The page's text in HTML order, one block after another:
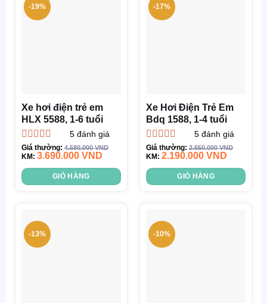
-19%
Xe hơi điện trẻ em
HLX 5588, 1-6 tuổi
Được xếp
hạng4.805
sao
5đánh giá
Giá thường:4.580.000VND
KM: 3.690.000 VND
GIỎ HÀNG
-17%
Xe Hơi Điện Trẻ Em
Bdq 1588, 1-4 tuổi
Được xếp
hạng5.005
sao
5đánh giá
Giá thường:2.650.000VND
KM: 2.190.000 VND
GIỎ HÀNG
-13% -10%